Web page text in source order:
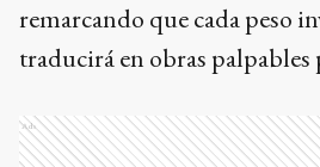
remarcando que cada peso
traducirá en obras
Ads